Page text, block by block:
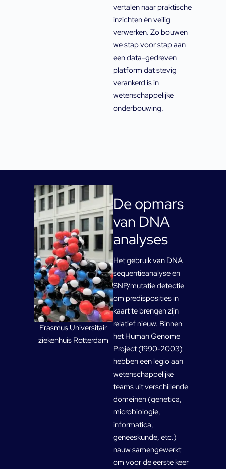
vertalen naar praktische
inzichten én veilig
verwerken. Zo bouwen
we stap voor stap aan
een data-gedreven
platform dat stevig
verankerd is in
wetenschappelijke
onderbouwing.
Erasmus Universitair
ziekenhuis Rotterdam
De opmars
van DNA
analyses
Het gebruik van DNA
sequentieanalyse en
SNP/mutatie detectie
om predisposities in
kaart te brengen zijn
relatief nieuw. Binnen
het Human Genome
Project (1990-2003)
hebben een legio aan
wetenschappelijke
teams uit verschillende
domeinen (genetica,
microbiologie,
informatica,
geneeskunde, etc.)
nauw samengewerkt
om voor de eerste keer